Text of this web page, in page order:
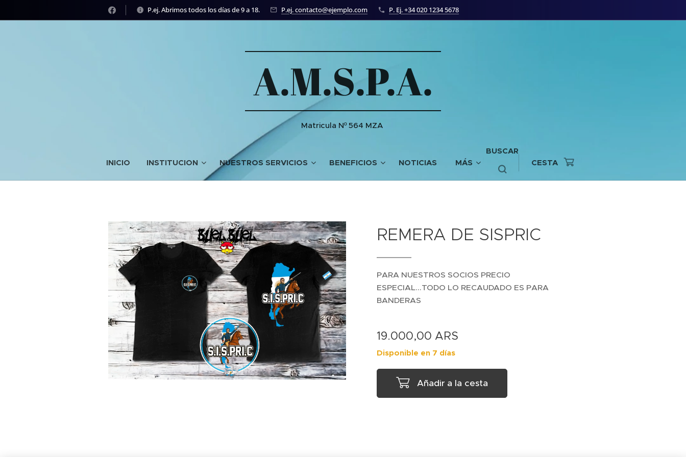
P.ej. Abrimos todos los días de 9 a 18. P.ej. contacto@ejemplo.com P. Ej. +34 020 1234 5678
A.M.S.P.A.
Matricula Nº 564 MZA
INICIO INSTITUCION NUESTROS SERVICIOS BENEFICIOS NOTICIAS MÁS
BUSCAR
CESTA
REMERA DE SISPRIC
PARA NUESTROS SOCIOS PRECIO
ESPECIAL...TODO LO RECAUDADO ES PARA
BANDERAS
19.000,00 ARS
Disponible en 7 días
Añadir a la cesta